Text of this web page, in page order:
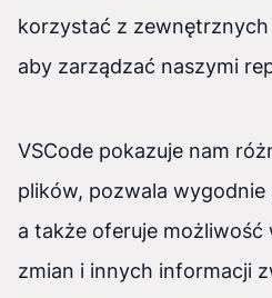
korzystać z zewnętrznych
aby zarządzać naszymi
VSCode pokazuje nam
plików, pozwala wygodnie
a także oferuje możliwość
zmian i innych informacji